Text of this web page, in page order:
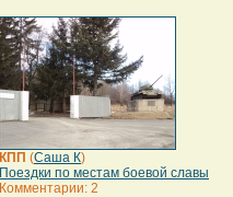
КПП (Саша К)
Поездки по местам боевой славы
Комментарии: 2